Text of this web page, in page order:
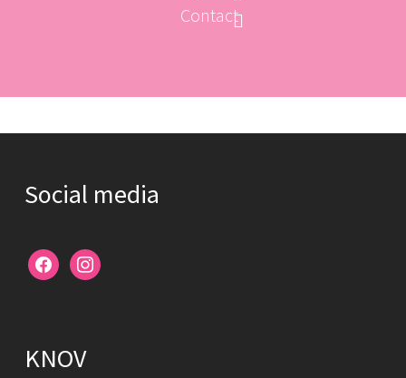
Contact
Social media
facebookinstagram
KNOV